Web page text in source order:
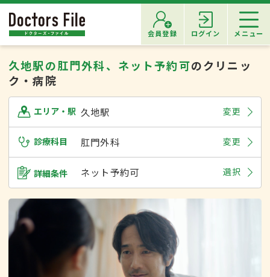
会員登録 ログイン メニュー
久地駅の肛門外科、ネット予約可のクリニッ
ク・病院
エリア・駅 久地駅 変更
診療科目 肛門外科 変更
詳細条件 ネット予約可 選択